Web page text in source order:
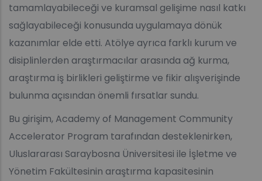
tamamlayabileceği ve kuramsal gelişime nasıl katkı
sağlayabileceği konusunda uygulamaya dönük
kazanımlar elde etti. Atölye ayrıca farklı kurum ve
disiplinlerden araştırmacılar arasında ağ kurma,
araştırma iş birlikleri geliştirme ve fikir alışverişinde
bulunma açısından önemli fırsatlar sundu.
Bu girişim, Academy of Management Community
Accelerator Program tarafından desteklenirken,
Uluslararası Saraybosna Üniversitesi ile İşletme ve
Yönetim Fakültesinin araştırma kapasitesinin